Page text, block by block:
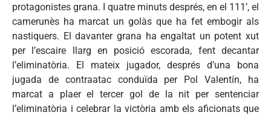
protagonistes grana. I quatre minuts després, en el 111’, el
camerunès ha marcat un golàs que ha fet embogir als
nastiquers. El davanter grana ha engaltat un potent xut
per l’escaire llarg en posició escorada, fent decantar
l’eliminatòria. El mateix jugador, després d’una bona
jugada de contraatac conduïda per Pol Valentín, ha
marcat a plaer el tercer gol de la nit per sentenciar
l’eliminatòria i celebrar la victòria amb els aficionats que